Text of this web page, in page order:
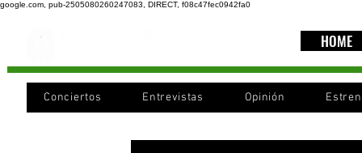
google.com, pub-2505080260247083, DIRECT, f08c47fec0942fa0
HOME
Conciertos Entrevistas Opinión